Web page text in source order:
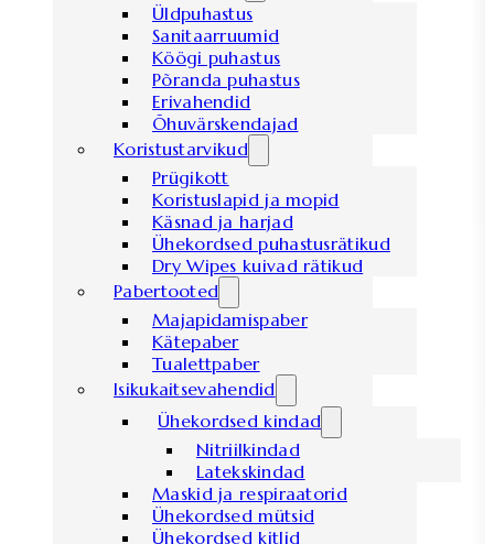
Üldpuhastus
Sanitaarruumid
Köögi puhastus
Põranda puhastus
Erivahendid
Õhuvärskendajad
Koristustarvikud
Prügikott
Koristuslapid ja mopid
Käsnad ja harjad
Ühekordsed puhastusrätikud
Dry Wipes kuivad rätikud
Pabertooted
Majapidamispaber
Kätepaber
Tualettpaber
Isikukaitsevahendid
Ühekordsed kindad
Nitriilkindad
Latekskindad
Maskid ja respiraatorid
Ühekordsed mütsid
Ühekordsed kitlid